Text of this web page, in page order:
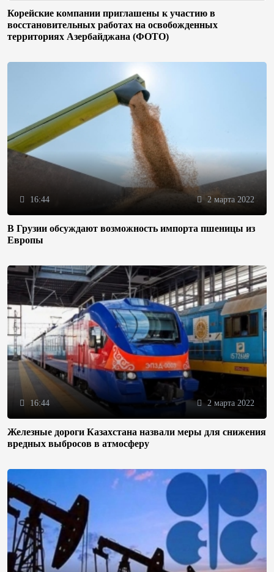
Корейские компании приглашены к участию в
восстановительных работах на освобожденных
территориях Азербайджана (ФОТО)
16:44 2 марта 2022
В Грузии обсуждают возможность импорта пшеницы из
Европы
16:44 2 марта 2022
Железные дороги Казахстана назвали меры для снижения
вредных выбросов в атмосферу